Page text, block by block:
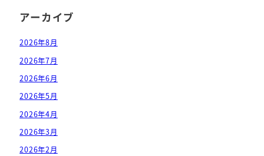
アーカイブ
2026年8月
2026年7月
2026年6月
2026年5月
2026年4月
2026年3月
2026年2月